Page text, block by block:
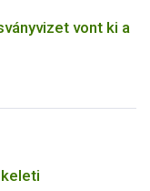
vont ki a